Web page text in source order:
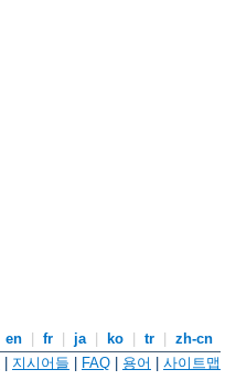
en fr ja ko tr
zh-cn
지시어들 FAQ 용어 사이트맵